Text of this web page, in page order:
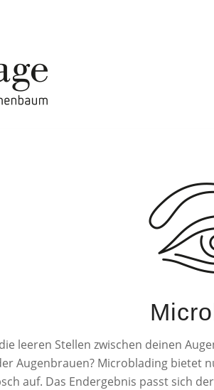
leeren Stellen zwischen deinen
Augenbrauen? Microblading bietet
auf. Das Endergebnis passt sich